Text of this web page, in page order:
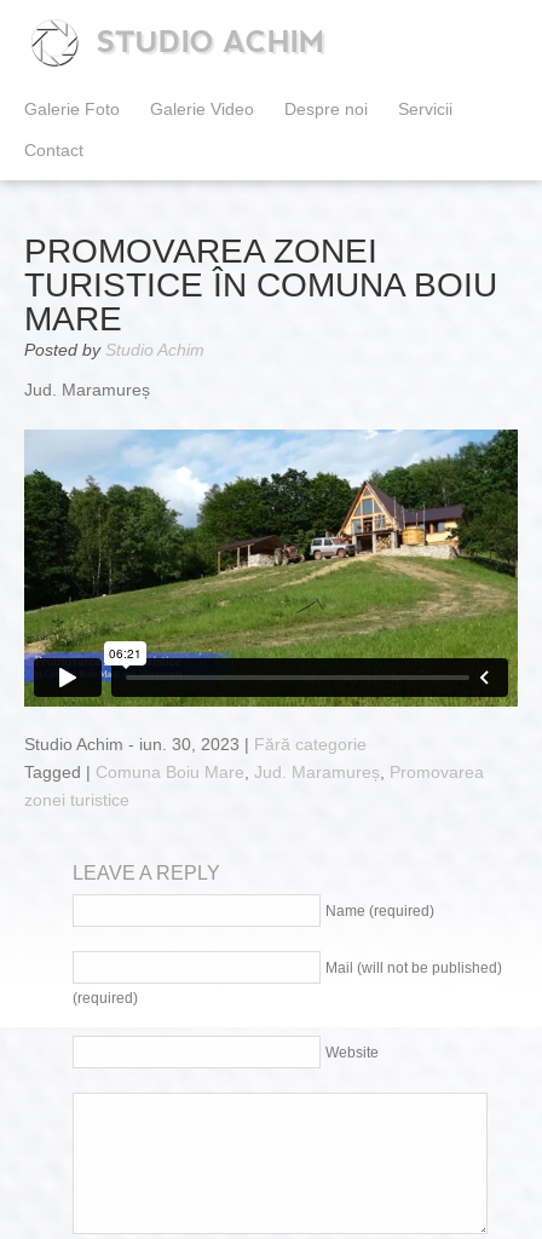
STUDIO ACHIM
Galerie Foto Galerie Video Despre noi Servicii
Contact
PROMOVAREA ZONEI
TURISTICE ÎN COMUNA BOIU
MARE
Posted by Studio Achim
Jud. Maramureș
Studio Achim - iun. 30, 2023 | Fără categorie
Tagged | Comuna Boiu Mare Jud. Maramureș
Promovarea
zonei turistice
LEAVE A REPLY
Name (required)
Mail (will not be published)
(required)
Website